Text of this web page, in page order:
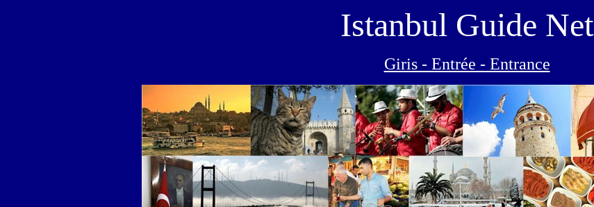
Istanbul Guide Net
Giris - Entrée - Entrance